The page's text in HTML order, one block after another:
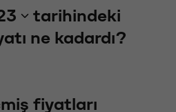
tarihindeki
ne kadardı?
fiyatları